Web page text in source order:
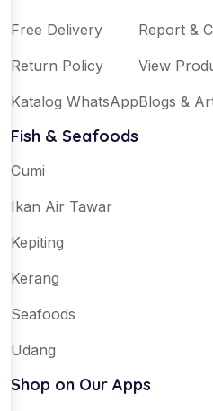
Free Delivery
Return Policy
Katalog WhatsApp
Report &
View
Blogs &
Fish & Seafoods
Cumi
Ikan Air Tawar
Kepiting
Kerang
Seafoods
Udang
Shop on Our Apps